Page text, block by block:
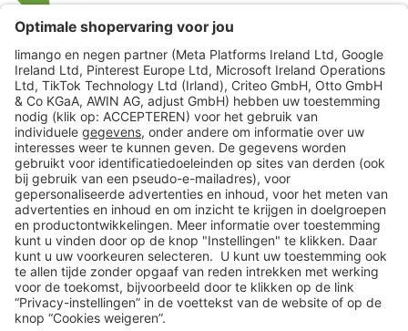
limango
Veilig winkelen
Klantenservice
Shop
Acties